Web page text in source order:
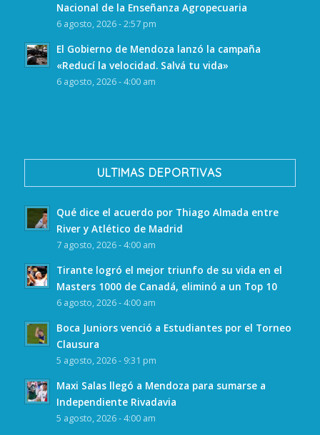
Nacional de la Enseñanza Agropecuaria
6 agosto, 2026 - 2:57 pm
El Gobierno de Mendoza lanzó la campaña
«Reducí la velocidad. Salvá tu vida»
6 agosto, 2026 - 4:00 am
ULTIMAS DEPORTIVAS
Qué dice el acuerdo por Thiago Almada entre
River y Atlético de Madrid
7 agosto, 2026 - 4:00 am
Tirante logró el mejor triunfo de su vida en el
Masters 1000 de Canadá, eliminó a un Top 10
6 agosto, 2026 - 4:00 am
Boca Juniors venció a Estudiantes por el Torneo
Clausura
5 agosto, 2026 - 9:31 pm
Maxi Salas llegó a Mendoza para sumarse a
Independiente Rivadavia
5 agosto, 2026 - 4:00 am